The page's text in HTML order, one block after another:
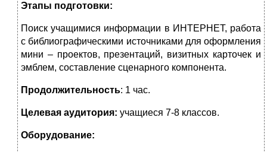
Этапы подготовки:
Поиск учащимися информации в ИНТЕРНЕТ, работа
с библиографическими источниками для оформления
мини – проектов, презентаций, визитных карточек и
эмблем, составление сценарного компонента.
Продолжительность: 1 час.
Целевая аудитория: учащиеся 7-8 классов.
Оборудование: